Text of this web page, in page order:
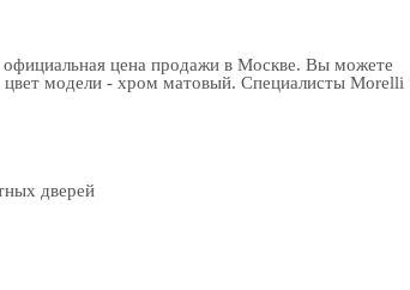
официальная цена продажи в Москве. Вы можете
цвет модели - хром матовый. Специалисты Morelli
дверей